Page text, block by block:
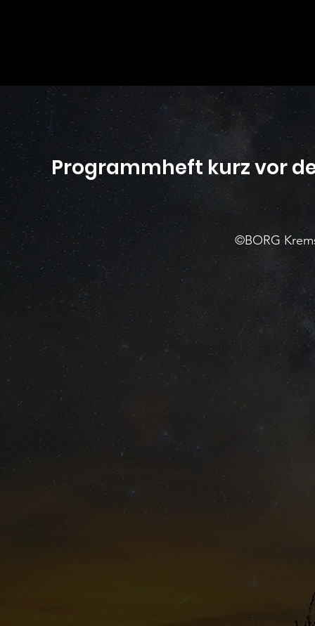
Programmheft kurz vor
©BORG